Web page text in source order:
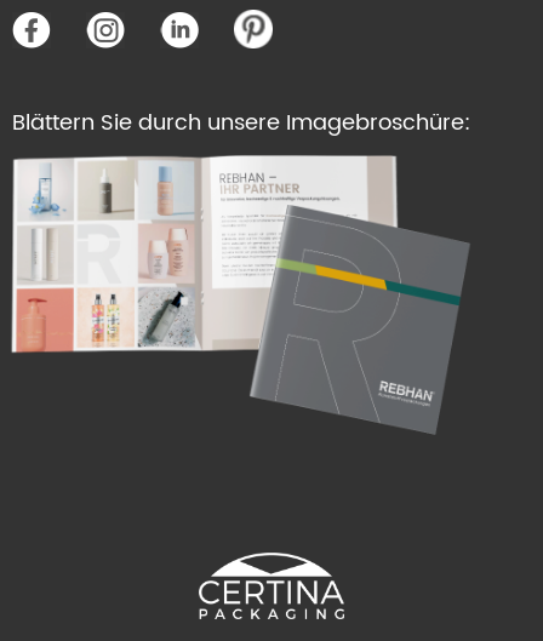
Blättern Sie durch unsere Imagebroschüre: